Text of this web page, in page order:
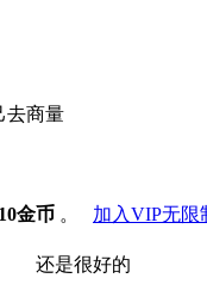
己去商量
10金币 。 加入VIP无限
：好
是很好的